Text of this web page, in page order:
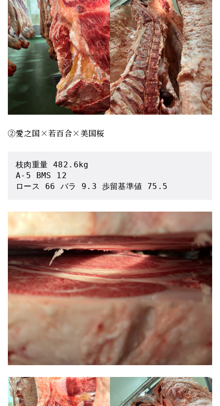
②愛之国×若百合×美国桜
枝肉重量 482.6kg
A-5 BMS 12
ロース 66 バラ 9.3 歩留基準値 75.5